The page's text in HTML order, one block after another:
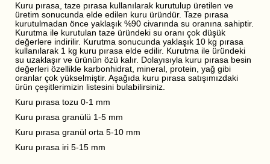
Kuru pırasa, taze pırasa kullanılarak kurutulup üretilen ve
üretim sonucunda elde edilen kuru üründür. Taze pırasa
kurutulmadan önce yaklaşık %90 civarında su oranına sahiptir.
Kurutma ile kurutulan taze üründeki su oranı çok düşük
değerlere indirilir. Kurutma sonucunda yaklaşık 10 kg pırasa
kullanılarak 1 kg kuru pırasa elde edilir. Kurutma ile üründeki
su uzaklaşır ve ürünün özü kalır. Dolayısıyla kuru pırasa besin
değerleri özellikle karbonhidrat, mineral, protein, yağ gibi
oranlar çok yükselmiştir. Aşağıda kuru pırasa satışımızdaki
ürün çeşitlerimizin listesini bulabilirsiniz.
Kuru pırasa tozu 0-1 mm
Kuru pırasa granülü 1-5 mm
Kuru pırasa granül orta 5-10 mm
Kuru pırasa iri 5-15 mm